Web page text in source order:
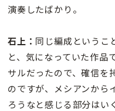
演奏したばかり。
石上： 同じ編成というこ
と、気になっていた作品
サルだったので、確信を
のですが、メシアンから
ろうなと感じる部分はい